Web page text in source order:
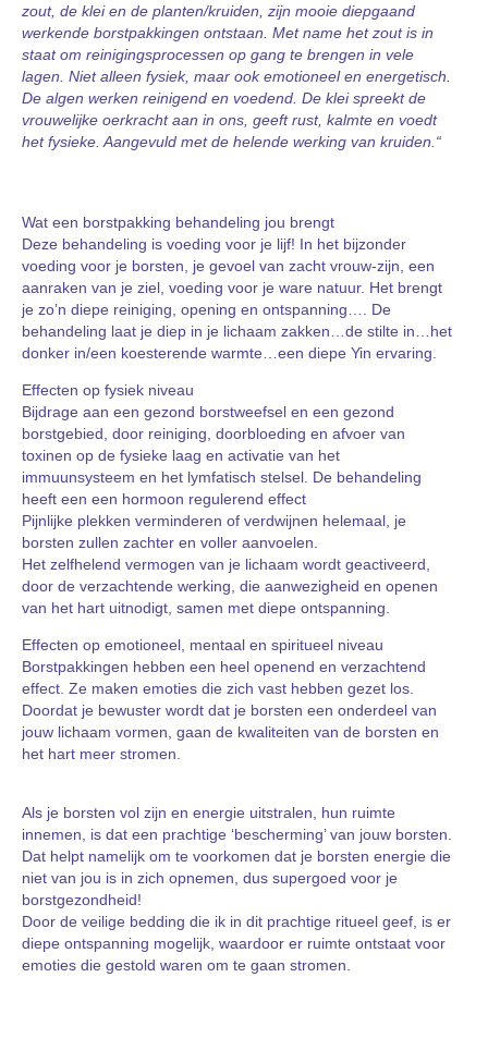
zout, de klei en de planten/kruiden, zijn mooie diepgaand
werkende borstpakkingen ontstaan. Met name het zout is in
staat om reinigingsprocessen op gang te brengen in vele
lagen. Niet alleen fysiek, maar ook emotioneel en energetisch.
De algen werken reinigend en voedend. De klei spreekt de
vrouwelijke oerkracht aan in ons, geeft rust, kalmte en voedt
het fysieke. Aangevuld met de helende werking van kruiden.“
Wat een borstpakking behandeling jou brengt
Deze behandeling is voeding voor je lijf! In het bijzonder
voeding voor je borsten, je gevoel van zacht vrouw-zijn, een
aanraken van je ziel, voeding voor je ware natuur. Het brengt
je zo’n diepe reiniging, opening en ontspanning…. De
behandeling laat je diep in je lichaam zakken…de stilte in…het
donker in/een koesterende warmte…een diepe Yin ervaring.
Effecten op fysiek niveau
Bijdrage aan een gezond borstweefsel en een gezond
borstgebied, door reiniging, doorbloeding en afvoer van
toxinen op de fysieke laag en activatie van het
immuunsysteem en het lymfatisch stelsel. De behandeling
heeft een een hormoon regulerend effect
Pijnlijke plekken verminderen of verdwijnen helemaal, je
borsten zullen zachter en voller aanvoelen.
Het zelfhelend vermogen van je lichaam wordt geactiveerd,
door de verzachtende werking, die aanwezigheid en openen
van het hart uitnodigt, samen met diepe ontspanning.
Effecten op emotioneel, mentaal en spiritueel niveau
Borstpakkingen hebben een heel openend en verzachtend
effect. Ze maken emoties die zich vast hebben gezet los.
Doordat je bewuster wordt dat je borsten een onderdeel van
jouw lichaam vormen, gaan de kwaliteiten van de borsten en
het hart meer stromen.
Als je borsten vol zijn en energie uitstralen, hun ruimte
innemen, is dat een prachtige ‘bescherming’ van jouw borsten.
Dat helpt namelijk om te voorkomen dat je borsten energie die
niet van jou is in zich opnemen, dus supergoed voor je
borstgezondheid!
Door de veilige bedding die ik in dit prachtige ritueel geef, is er
diepe ontspanning mogelijk, waardoor er ruimte ontstaat voor
emoties die gestold waren om te gaan stromen.